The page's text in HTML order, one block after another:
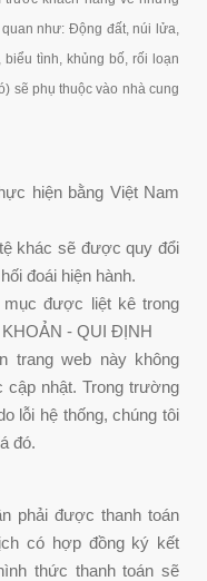
như: Động đất, núi lửa,
tình, khủng bố, rối loạn
sẽ phụ thuộc vào nhà cung
hiện bằng Việt Nam
khác sẽ được quy đổi
đoái hiện hành.
được liệt kê trong
- QUI ĐỊNH
trang web này không
cập nhật. Trong trường
lỗi hệ thống, chúng tôi
đó.
phải được thanh toán
có hợp đồng ký kết
thức thanh toán sẽ